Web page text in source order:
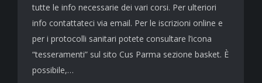
tutte le info necessarie dei vari corsi. Per ulteriori
info contattateci via email. Per le iscrizioni online e
per i protocolli sanitari potete consultare l’icona
“tesseramenti” sul sito Cus Parma sezione basket. È
possibile,…